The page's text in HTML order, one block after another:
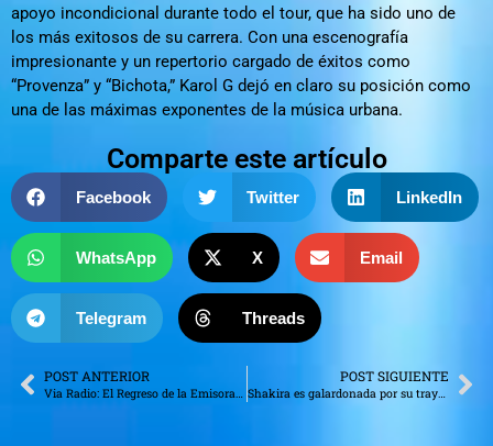
apoyo incondicional durante todo el tour, que ha sido uno de
los más exitosos de su carrera. Con una escenografía
impresionante y un repertorio cargado de éxitos como
“Provenza” y “Bichota,” Karol G dejó en claro su posición como
una de las máximas exponentes de la música urbana.
Comparte este artículo
Facebook Twitter LinkedIn
WhatsApp X Email
Telegram Threads
POST ANTERIOR
Via Radio: El Regreso de la Emisora Joven y Urbana que Conquista Galicia
POST SIGUIENTE
Shakira es galardonada por su trayectoria y labor social en la música urbana